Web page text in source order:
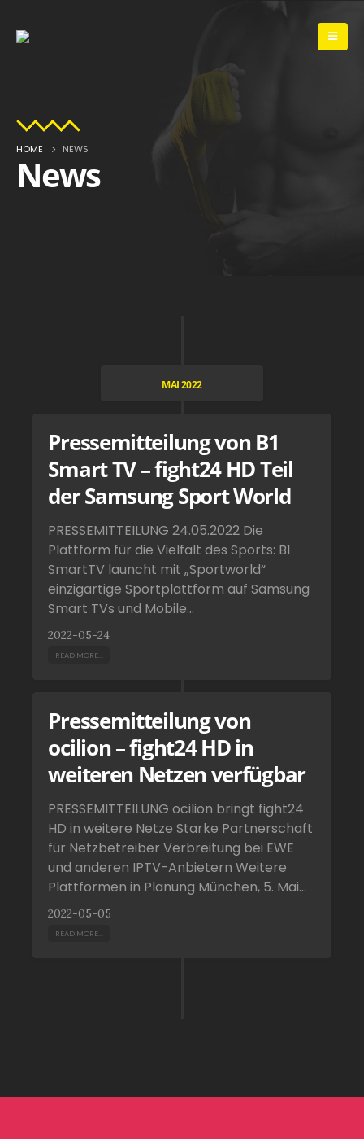
HOME NEWS
News
MAI 2022
Pressemitteilung von B1
Smart TV – fight24 HD Teil
der Samsung Sport World
PRESSEMITTEILUNG 24.05.2022 Die
Plattform für die Vielfalt des Sports: B1
SmartTV launcht mit „Sportworld“
einzigartige Sportplattform auf Samsung
Smart TVs und Mobile...
2022-05-24
READ MORE...
Pressemitteilung von
ocilion – fight24 HD in
weiteren Netzen verfügbar
PRESSEMITTEILUNG ocilion bringt fight24
HD in weitere Netze Starke Partnerschaft
für Netzbetreiber Verbreitung bei EWE
und anderen IPTV-Anbietern Weitere
Plattformen in Planung München, 5. Mai...
2022-05-05
READ MORE...